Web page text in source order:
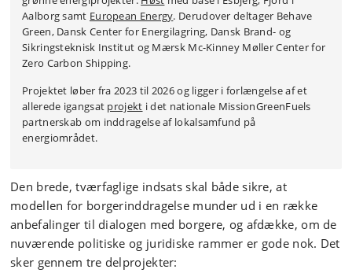
Aalborg samt European Energy. Derudover deltager Behave
Green, Dansk Center for Energilagring, Dansk Brand- og
Sikringsteknisk Institut og Mærsk Mc-Kinney Møller Center for
Zero Carbon Shipping.
Projektet løber fra 2023 til 2026 og ligger i forlængelse af et
allerede igangsat projekt i det nationale MissionGreenFuels
partnerskab om inddragelse af lokalsamfund på
energiområdet.
Den brede, tværfaglige indsats skal både sikre, at
modellen for borgerinddragelse munder ud i en række
anbefalinger til dialogen med borgere, og afdække, om de
nuværende politiske og juridiske rammer er gode nok. Det
sker gennem tre delprojekter: